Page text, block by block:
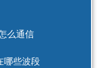
么通信
哪些波段